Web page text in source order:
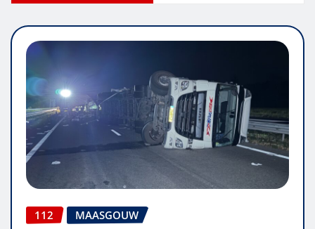
112 MAASGOUW